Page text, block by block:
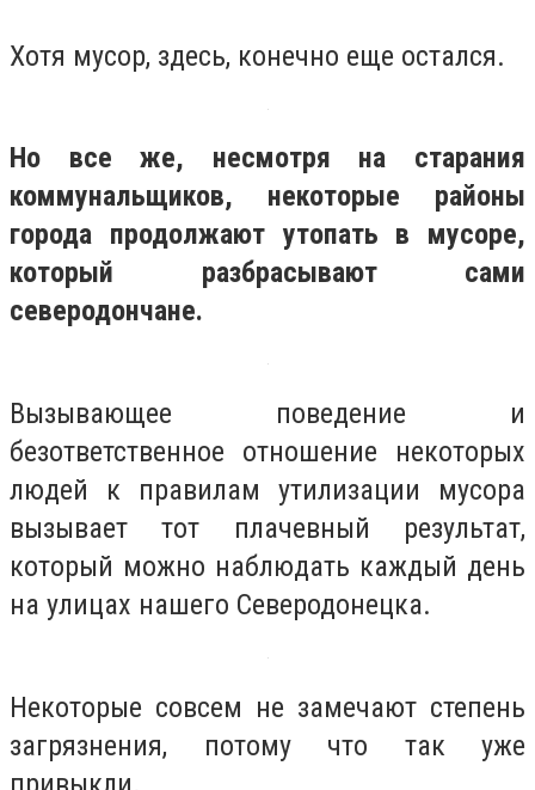
Хотя мусор, здесь, конечно еще остался.
Но все же, несмотря на старания
коммунальщиков, некоторые районы
города продолжают утопать в мусоре,
который разбрасывают сами
северодончане.
Вызывающее поведение и
безответственное отношение некоторых
людей к правилам утилизации мусора
вызывает тот плачевный результат,
который можно наблюдать каждый день
на улицах нашего Северодонецка.
Некоторые совсем не замечают степень
загрязнения, потому что так уже